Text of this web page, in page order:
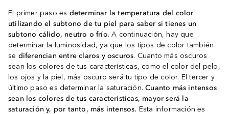
El primer paso es determinar la temperatura del color
utilizando el subtono de tu piel para saber si tienes un
subtono cálido, neutro o frío. A continuación, hay que
determinar la luminosidad, ya que los tipos de color también
se diferencian entre claros y oscuros. Cuanto más oscuros
sean los colores de tus características, como el color del pelo,
los ojos y la piel, más oscuro será tu tipo de color. El tercer y
último paso es determinar la saturación.Cuanto más intensos
sean los colores de tus características, mayor será la
saturación y, por tanto, más intensos. Esta información es